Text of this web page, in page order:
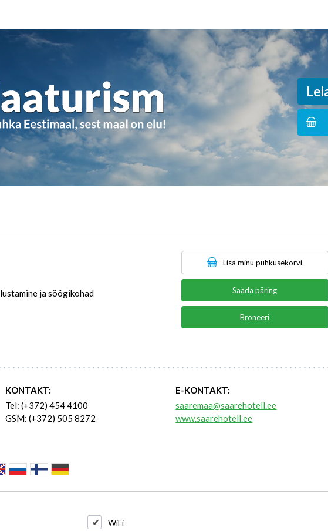
ja söögikohad
Lisa minu puhkusekorvi
Saada päring
Broneeri
KONTAKT:
Tel: (+372) 454 4100
GSM: (+372) 505 8272
E-KONTAKT:
saaremaa@saarehotell.ee
www.saarehotell.ee
WiFi